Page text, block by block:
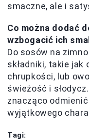
smaczne, ale i
Co można dodać
wzbogacić ich
Do sosów na
składniki, takie jak
chrupkości, lub
świeżość i
znacząco
wyjątkowego
Tagi: